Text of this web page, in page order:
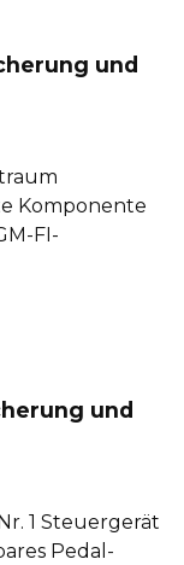
und
Komponente
FI-
und
1 Steuergerät
Pedal-